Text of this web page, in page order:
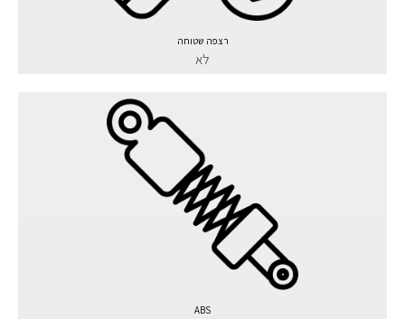
רצפה שטוחה
לא
ABS